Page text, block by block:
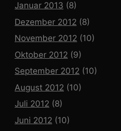
Januar 2013 (8)
Dezember 2012 (8)
November 2012 (10)
Oktober 2012 (9)
September 2012 (10)
August 2012 (10)
Juli 2012 (8)
Juni 2012 (10)